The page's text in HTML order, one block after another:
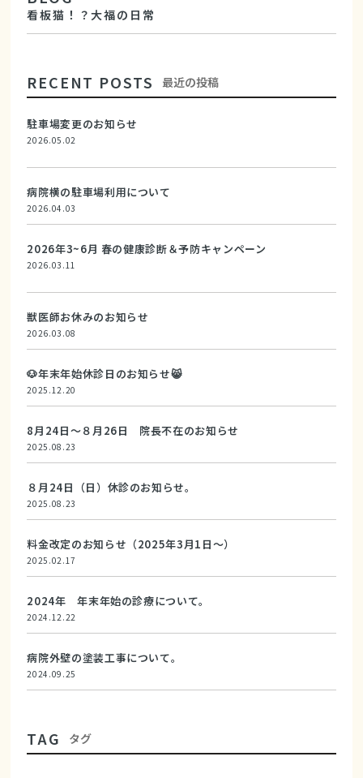
看板猫！？大福の日常
RECENT POSTS 最近の投稿
駐車場変更のお知らせ
2026.05.02
病院横の駐車場利用について
2026.04.03
2026年3~6月 春の健康診断＆予防キャンペーン
2026.03.11
獣医師お休みのお知らせ
2026.03.08
🐶年末年始休診日のお知らせ😸
2025.12.20
8月24日～８月26日 院長不在のお知らせ
2025.08.23
８月24日（日）休診のお知らせ。
2025.08.23
料金改定のお知らせ（2025年3月1日～）
2025.02.17
2024年 年末年始の診療について。
2024.12.22
病院外壁の塗装工事について。
2024.09.25
TAG タグ